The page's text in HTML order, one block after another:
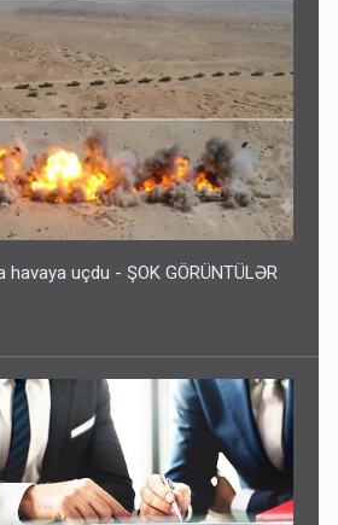
havaya uçdu - ŞOK GÖRÜNTÜLƏR